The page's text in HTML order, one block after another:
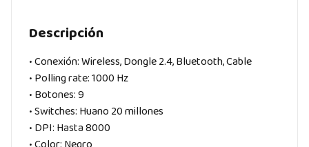
Descripción
• Conexión: Wireless, Dongle 2.4, Bluetooth, Cable
• Polling rate: 1000 Hz
• Botones: 9
• Switches: Huano 20 millones
• DPI: Hasta 8000